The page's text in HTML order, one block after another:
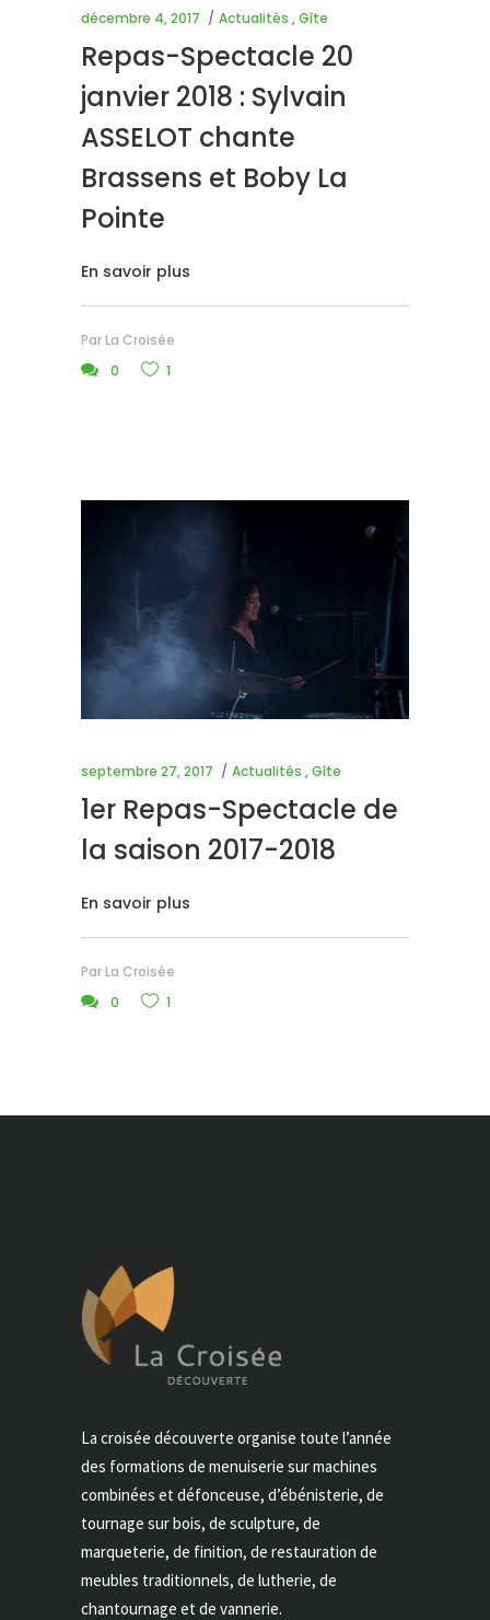
décembre 4, 2017 Actualités ,Gîte
Repas-Spectacle 20
janvier 2018 : Sylvain
ASSELOT chante
Brassens et Boby La
Pointe
En savoir plus
Par La Croisée
0
1
septembre 27, 2017 Actualités ,Gîte
1er Repas-Spectacle de
la saison 2017-2018
En savoir plus
Par La Croisée
0
1
La croisée découverte organise toute l’année
des formations de menuiserie sur machines
combinées et défonceuse, d’ébénisterie, de
tournage sur bois, de sculpture, de
marqueterie, de finition, de restauration de
meubles traditionnels, de lutherie, de
chantournage et de vannerie.